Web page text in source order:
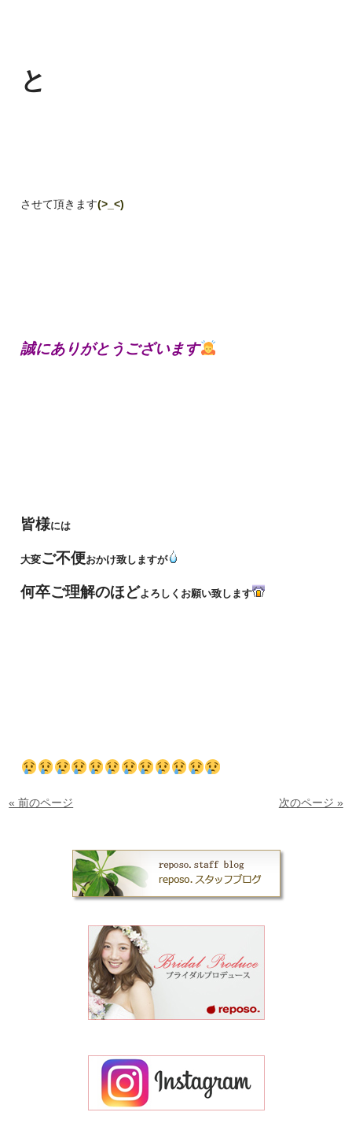
と
させて頂きます(>_<)
誠にありがとうございます
皆様には
大変ご不便おかけ致しますが
何卒ご理解のほどよろしくお願い致します
« 前のページ 次のページ »